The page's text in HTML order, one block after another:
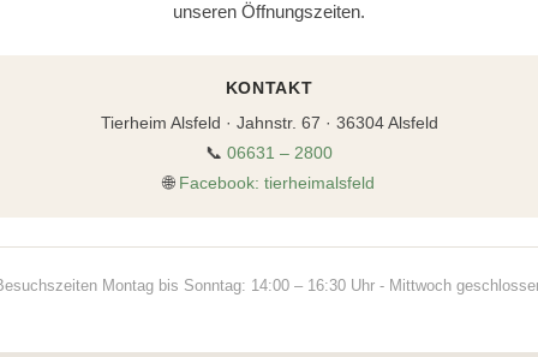
unseren Öffnungszeiten.
KONTAKT
Tierheim Alsfeld · Jahnstr. 67 · 36304 Alsfeld
📞 06631 – 2800
🌐 Facebook: tierheimalsfeld
Montag bis Sonntag: 14:00 – 16:30 Uhr - Mittwoch